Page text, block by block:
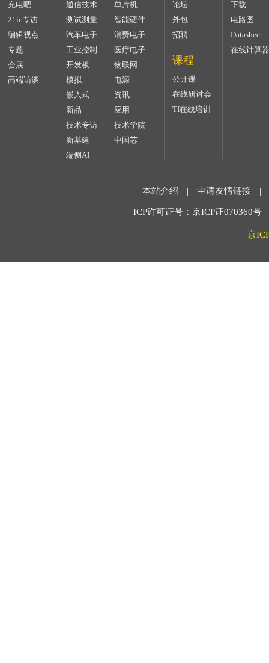
充电吧
21ic专访
编辑视点
专题
会展
高端访谈
通信技术
单片机
测试测量
智能硬件
汽车电子
消费电子
工业控制
医疗电子
开发板
物联网
模拟
电源
嵌入式
资讯
新品
应用
技术专访
技术学院
新基建
中国芯
端侧AI
论坛
外包
招聘
课程
公开课
在线研讨会
TI在线培训
下载
电路图
Datasheet
在线计算器
本站介绍 | 申请友情链接 |
ICP许可证号：京ICP证070360
京